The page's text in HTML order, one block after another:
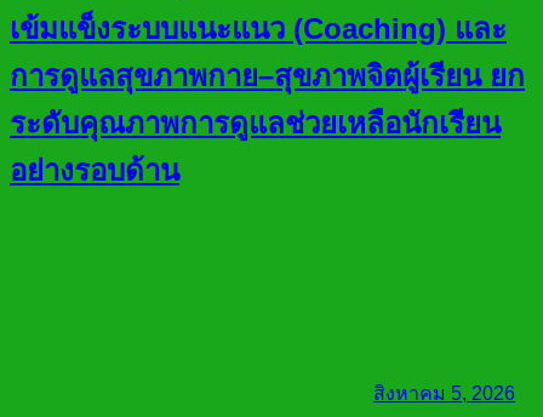
เข้มแข็งระบบแนะแนว (Coaching) และ
การดูแลสุขภาพกาย–สุขภาพจิตผู้เรียน ยก
ระดับคุณภาพการดูแลช่วยเหลือนักเรียน
อย่างรอบด้าน
สิงหาคม 5, 2026